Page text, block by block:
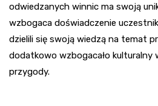
odwiedzanych winnic ma swoją
wzbogaca doświadczenie
dzielili się swoją wiedzą na temat
dodatkowo wzbogacało kulturalny
przygody.